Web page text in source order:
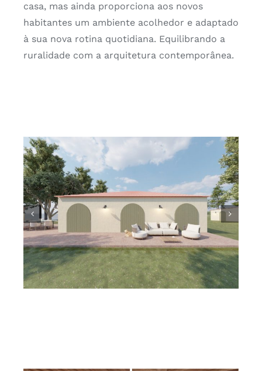
casa, mas ainda proporciona aos novos
habitantes um ambiente acolhedor e adaptado
à sua nova rotina quotidiana. Equilibrando a
ruralidade com a arquitetura contemporânea.